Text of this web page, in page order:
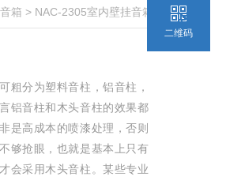
音箱 > NAC-2305室内壁挂音箱
粗分为塑料音柱，铝音柱，
铝音柱和木头音柱的效果都
是高成本的喷漆处理，否则
够抢眼，也就是基本上只有
会采用木头音柱。某些专业
二维码